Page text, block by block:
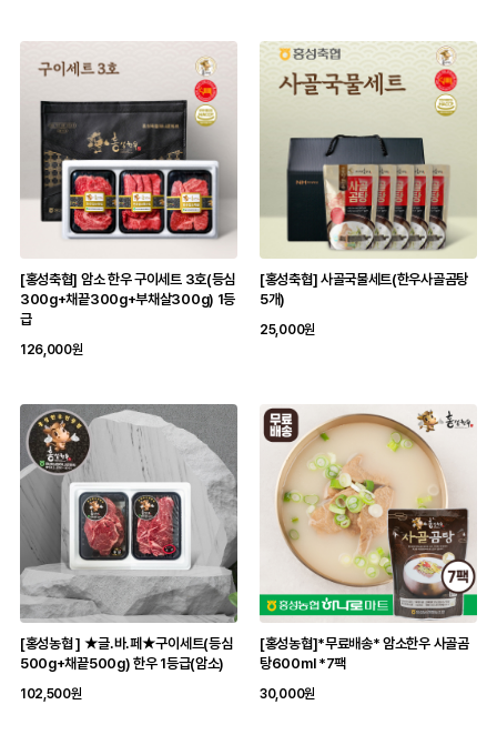
[홍성축협] 암소 한우 구이세트 3호(등심
300g+채끝300g+부채살300g) 1등
급
126,000원
[홍성축협] 사골국물세트(한우사골곰탕
5개)
25,000원
[홍성농협 ] ★글.바.페★구이세트(등심
500g+채끝500g) 한우 1등급(암소)
102,500원
[홍성농협]*무료배송* 암소한우 사골곰
탕600ml *7팩
30,000원